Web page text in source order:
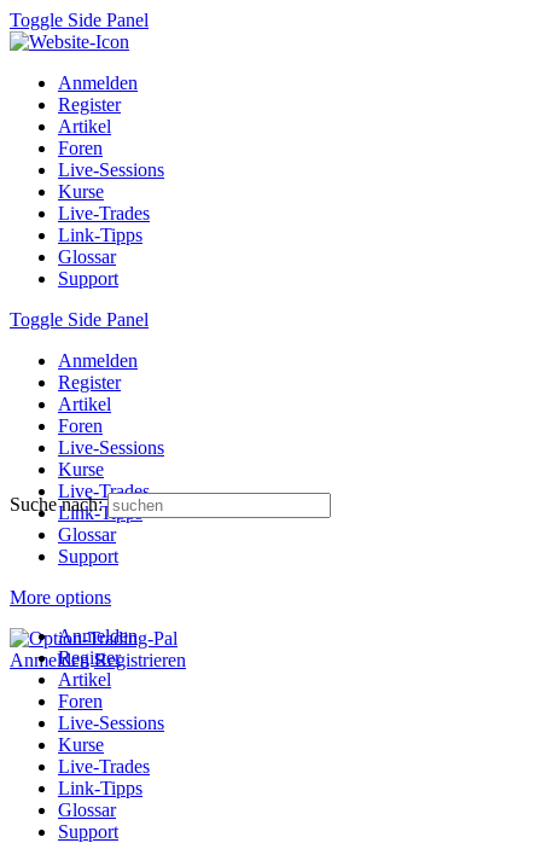
Toggle Side Panel
Anmelden
Register
Artikel
Foren
Live-Sessions
Kurse
Live-Trades
Link-Tipps
Glossar
Support
Toggle Side Panel
Anmelden
Register
Artikel
Foren
Live-Sessions
Kurse
Live-Trades
Link-Tipps
Glossar
Support
More options
Anmelden Registrieren
Suche nach:
Anmelden
Register
Artikel
Foren
Live-Sessions
Kurse
Live-Trades
Link-Tipps
Glossar
Support